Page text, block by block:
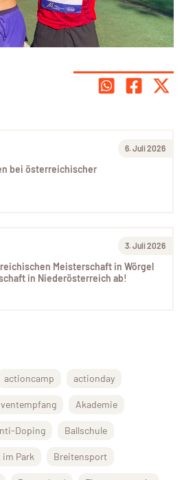
3. Juli 2026
Meisterschaft in Wörgel
in Niederösterreich ab!
6. Juli 2026
bei österreichischer
actioncamp actionday
Akademie
Doping Ballschule
im Park Breitensport